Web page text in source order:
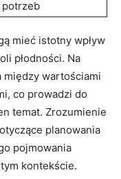
potrzeb
mieć istotny wpływ
płodności. Na
między wartościami
‌co prowadzi do
temat. Zrozumienie
planowania
pojmowania⁢
kontekście.